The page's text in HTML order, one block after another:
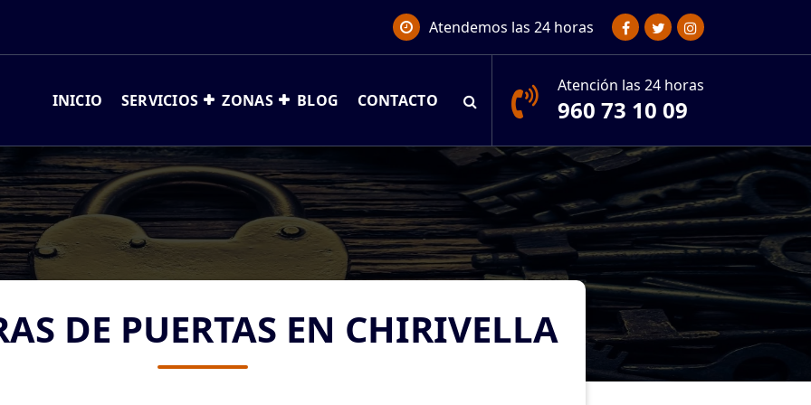
Atendemos las 24 horas
INICIO SERVICIOS ZONAS BLOG CONTACTO
Atención las 24 horas
960 73 10 09
DE PUERTAS EN CHIRIVELLA